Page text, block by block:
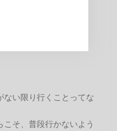
スメです。
ない限り行くことってな
そ、普段行かないよう